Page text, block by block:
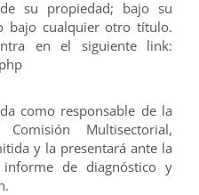
su propiedad; bajo su
bajo cualquier otro título.
en el siguiente link:
como responsable de la
Multisectorial,
y la presentará ante la
de diagnóstico y